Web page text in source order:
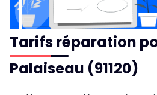
Tarifs réparation
Palaiseau (91120)